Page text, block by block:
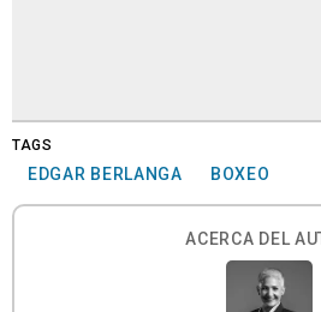
TAGS
EDGAR BERLANGA BOXEO
ACERCA DEL